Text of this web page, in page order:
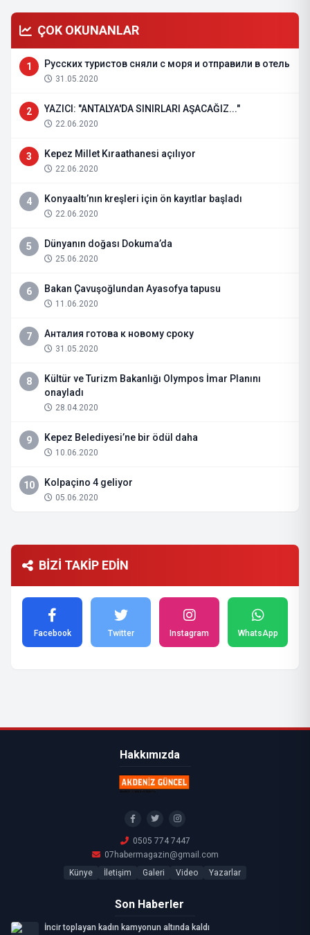
ÇOK OKUNANLAR
1 Русских туристов сняли с моря и отправили в отель
31.05.2020
2 YAZICI: "ANTALYA'DA SINIRLARI AŞACAĞIZ..."
22.06.2020
3 Kepez Millet Kıraathanesi açılıyor
22.06.2020
4 Konyaaltı’nın kreşleri için ön kayıtlar başladı
22.06.2020
5 Dünyanın doğası Dokuma’da
25.06.2020
6 Bakan Çavuşoğlundan Ayasofya tapusu
11.06.2020
7 Анталия готова к новому сроку
31.05.2020
8
Kültür ve Turizm Bakanlığı Olympos İmar Planını
onayladı
28.04.2020
9 Kepez Belediyesi’ne bir ödül daha
10.06.2020
10 Kolpaçino 4 geliyor
05.06.2020
BİZİ TAKİP EDİN
Facebook Twitter Instagram WhatsApp
Hakkımızda
0505 774 7447
07habermagazin@gmail.com
Künye
İletişim Galeri Video Yazarlar
Son Haberler
İncir toplayan kadın kamyonun altında kaldı